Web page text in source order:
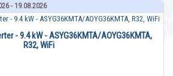
- 19.08.2026
- 9.4 kW - ASYG36KMTA/AOYG36KMTA,
R32, WiFi